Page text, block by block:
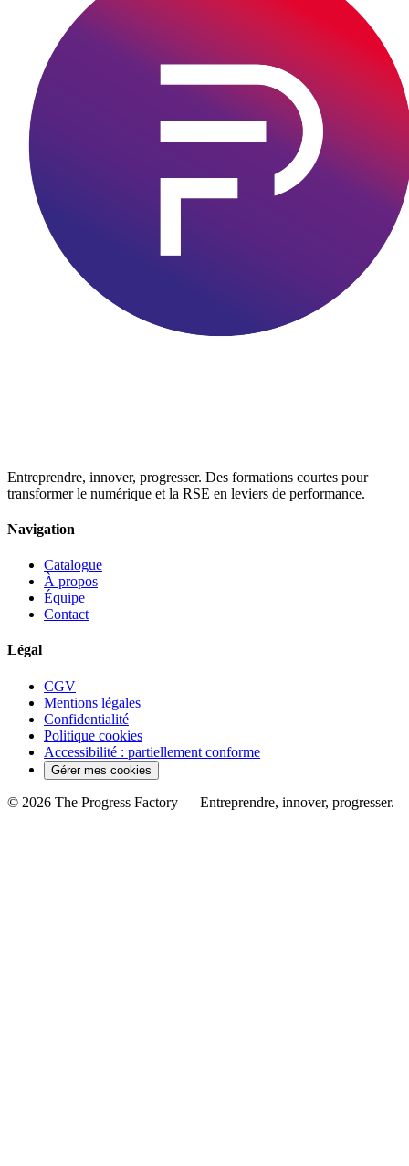
Entreprendre, innover, progresser. Des formations courtes pour
transformer le numérique et la RSE en leviers de performance.
Navigation
Catalogue
À propos
Équipe
Contact
Légal
CGV
Mentions légales
Confidentialité
Politique cookies
Accessibilité : partiellement conforme
Gérer mes cookies
© 2026 The Progress Factory — Entreprendre, innover, progresser.